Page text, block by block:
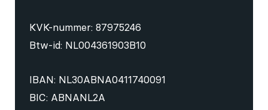
KVK-nummer: 87975246
Btw-id: NL004361903B10
IBAN: NL30ABNA0411740091
BIC: ABNANL2A